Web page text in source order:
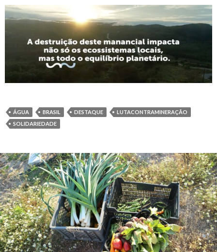
ÁGUA BRASIL DESTAQUE
LUTACONTRAMINERAÇÃO
SOLIDARIEDADE